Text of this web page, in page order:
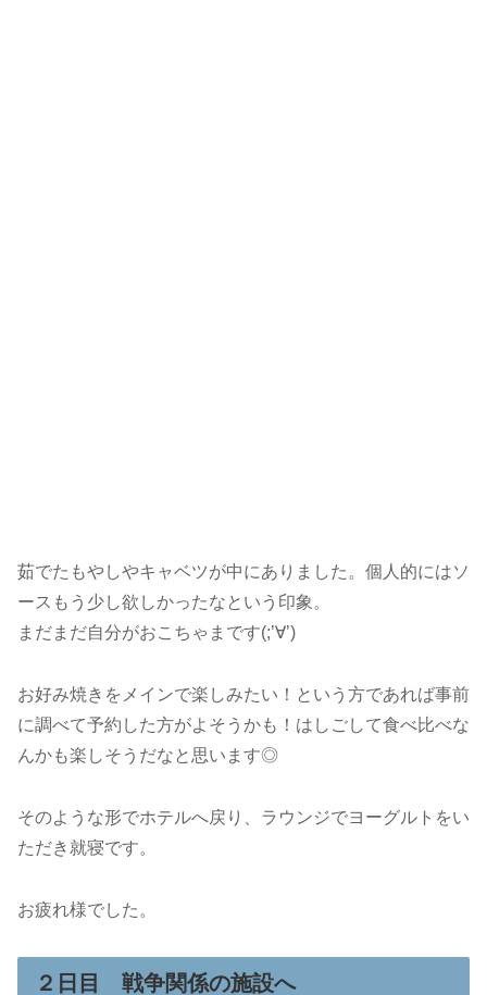
茹でたもやしやキャベツが中にありました。個人的にはソ
ースもう少し欲しかったなという印象。
まだまだ自分がおこちゃまです(;’∀’)
お好み焼きをメインで楽しみたい！という方であれば事前
に調べて予約した方がよそうかも！はしごして食べ比べな
んかも楽しそうだなと思います◎
そのような形でホテルへ戻り、ラウンジでヨーグルトをい
ただき就寝です。
お疲れ様でした。
２日目 戦争関係の施設へ